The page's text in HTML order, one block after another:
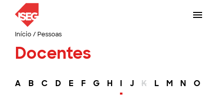
Início/ Pessoas
Docentes
A B C D E F G H I J K L M N O